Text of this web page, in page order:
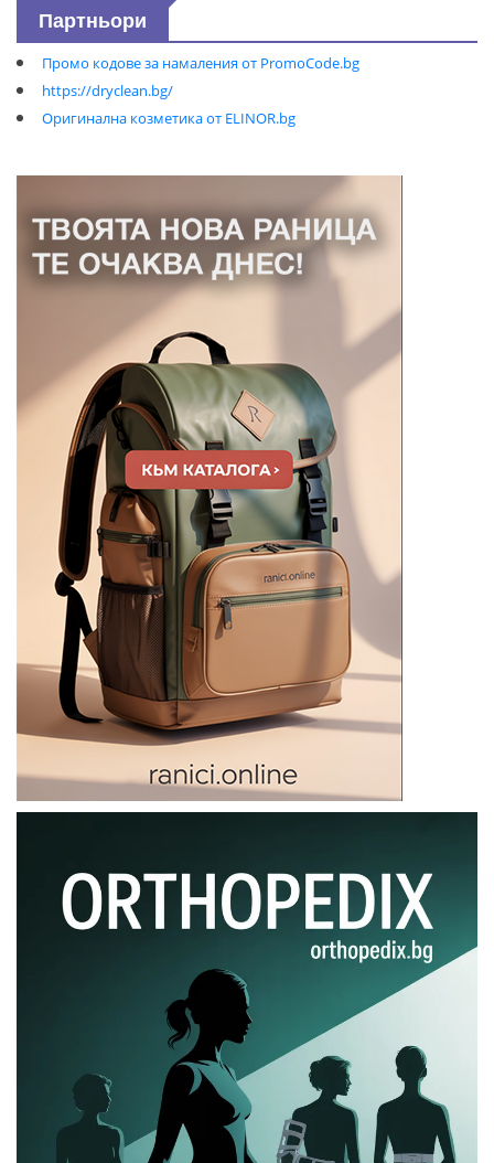
Партньори
Промо кодове за намаления от PromoCode.bg
https://dryclean.bg/
Оригинална козметика от ELINOR.bg